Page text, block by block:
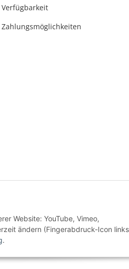
Verfügbarkeit
Zahlungsmöglichkeiten
MwSt.
Website: YouTube, Vimeo,
ändern (Fingerabdruck-Icon links
.